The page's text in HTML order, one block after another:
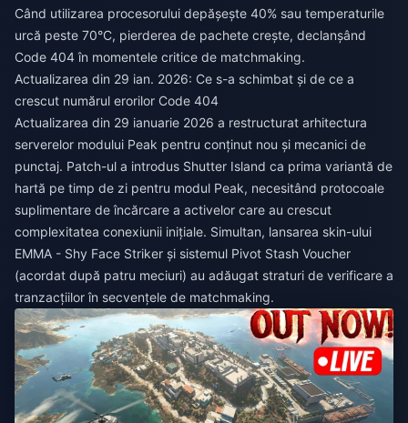
Când utilizarea procesorului depășește 40% sau temperaturile
urcă peste 70°C, pierderea de pachete crește, declanșând
Code 404 în momentele critice de matchmaking.
Actualizarea din 29 ian. 2026: Ce s-a schimbat și de ce a
crescut numărul erorilor Code 404
Actualizarea din 29 ianuarie 2026 a restructurat arhitectura
serverelor modului Peak pentru conținut nou și mecanici de
punctaj. Patch-ul a introdus Shutter Island ca prima variantă de
hartă pe timp de zi pentru modul Peak, necesitând protocoale
suplimentare de încărcare a activelor care au crescut
complexitatea conexiunii inițiale. Simultan, lansarea skin-ului
EMMA - Shy Face Striker și sistemul Pivot Stash Voucher
(acordat după patru meciuri) au adăugat straturi de verificare a
tranzacțiilor în secvențele de matchmaking.